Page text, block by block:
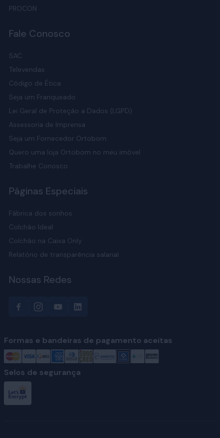
PROCON
Fale Conosco
SAC
Televendas
Código de Ética
Seja um Franqueado
Lei Geral de Proteção a Dados (LGPD)
Assessoria de Imprensa
Seja um Fornecedor Ortobom
Quero uma loja Ortobom no meu imóvel
Trabalhe Conosco
Páginas Especiais
Fábrica dos sonhos
Colchão Ideal
Colchão na Caixa Only
Relatório de transparência salarial
Nossas Redes
Formas e bandeiras de pagamento aceitas
Selos de segurança